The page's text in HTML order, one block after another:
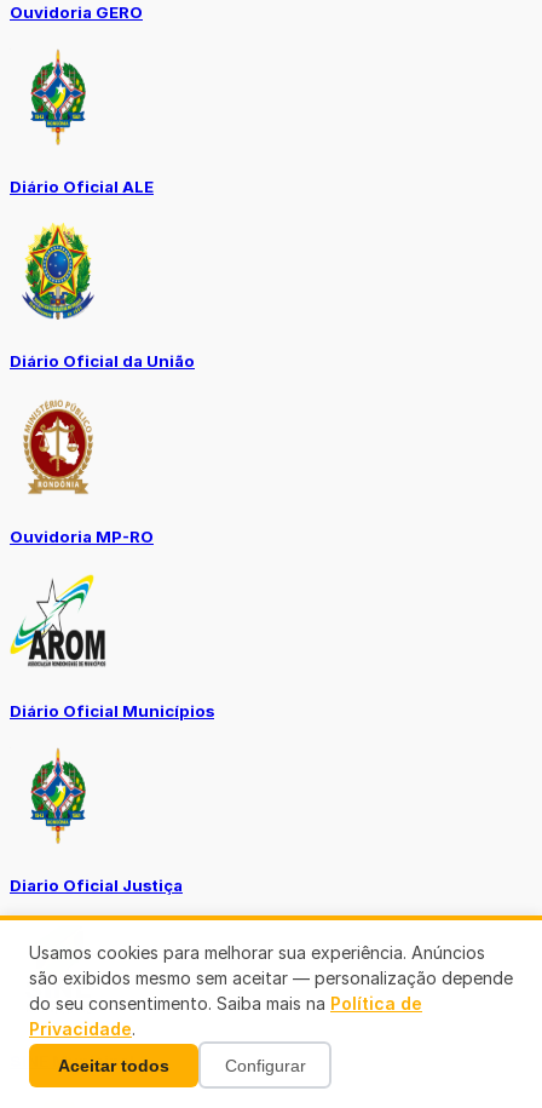
Ouvidoria GERO
Diário Oficial ALE
Diário Oficial da União
Ouvidoria MP-RO
Diário Oficial Municípios
Diario Oficial Justiça
SINE Municipal
Usamos cookies para melhorar sua experiência. Anúncios
são exibidos mesmo sem aceitar — personalização depende
do seu consentimento. Saiba mais na Política de
Privacidade.
Aceitar todos Configurar